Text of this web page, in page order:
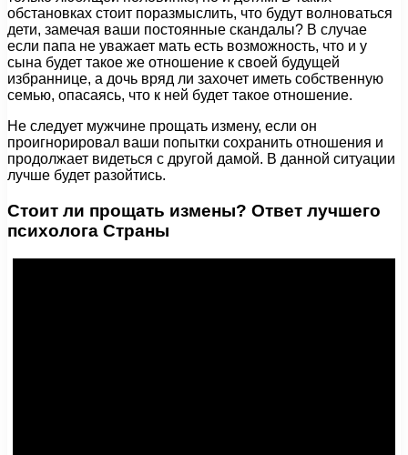
обстановках стоит поразмыслить, что будут волноваться
дети, замечая ваши постоянные скандалы? В случае
если папа не уважает мать есть возможность, что и у
сына будет такое же отношение к своей будущей
избраннице, а дочь вряд ли захочет иметь собственную
семью, опасаясь, что к ней будет такое отношение.
Не следует мужчине прощать измену, если он
проигнорировал ваши попытки сохранить отношения и
продолжает видеться с другой дамой. В данной ситуации
лучше будет разойтись.
Стоит ли прощать измены? Ответ лучшего
психолога Страны